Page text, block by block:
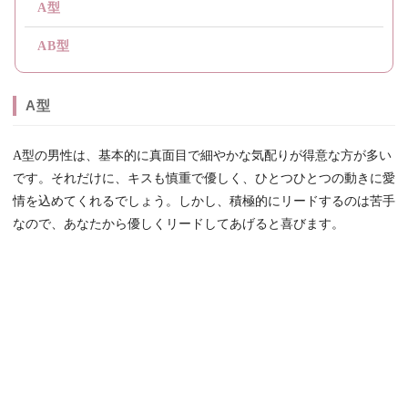
A型
AB型
A型
A型の男性は、基本的に真面目で細やかな気配りが得意な方が多い
です。それだけに、キスも慎重で優しく、ひとつひとつの動きに愛
情を込めてくれるでしょう。しかし、積極的にリードするのは苦手
なので、あなたから優しくリードしてあげると喜びます。